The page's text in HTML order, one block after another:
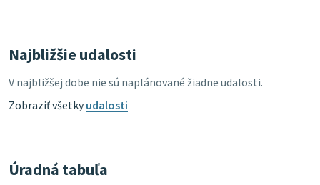
Najbližšie udalosti
V najbližšej dobe nie sú naplánované žiadne udalosti.
Zobraziť všetkyudalosti
Úradná tabuľa